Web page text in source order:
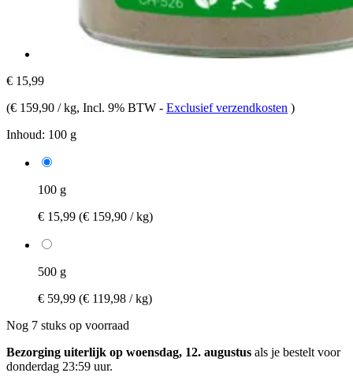
€ 15,99
(€ 159,90 / kg, Incl. 9% BTW - Exclusief verzendkosten )
Inhoud: 100 g
100 g
€ 15,99 (€ 159,90 / kg)
500 g
€ 59,99 (€ 119,98 / kg)
Nog 7 stuks op voorraad
Bezorging uiterlijk op woensdag, 12. augustus als je bestelt voor
donderdag 23:59 uur.